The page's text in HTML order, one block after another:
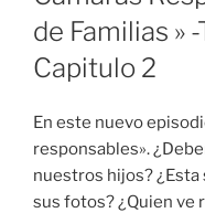
de Familias »
Capitulo 2
En este nuevo
responsables».
nuestros hijos?
sus fotos? ¿Quien ve